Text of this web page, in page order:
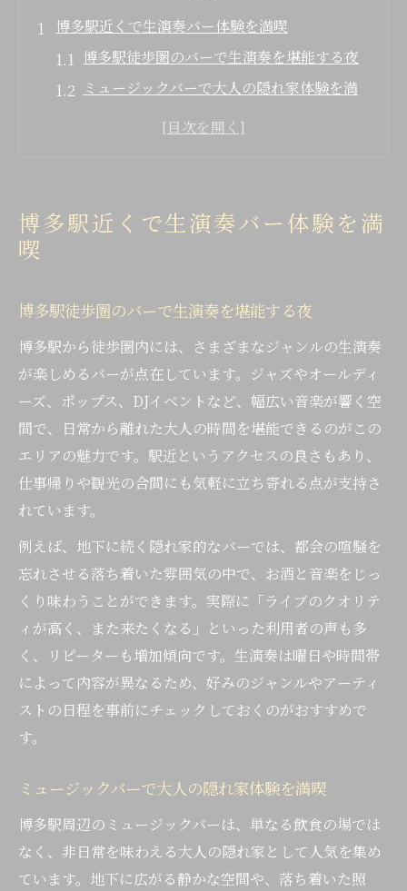
博多駅近くで生演奏バー体験を満喫
博多駅徒歩圏のバーで生演奏を堪能する夜
ミュージックバーで大人の隠れ家体験を満
方
多彩な音楽が響くバーが誘う夜の博多駅周辺
バーで味わうジャズやポップスの生演奏体
験
博多駅周辺で人気のミュージックバー特集
DJイベントも充実したバーの選び方を紹介
ミュージックバーで大人の夜時間を楽しむ
ト
生演奏を楽しむ大人向けバー選びのコツ
バーの雰囲気と生演奏で選ぶおすすめポイ
ント
博多駅近くで大人が通うバーの選択基準と
は
音楽バー選びで押さえたい利用シーン別の
魅力
少人数利用に適したバーの生演奏体験ガイ
ド
博多駅近くで生演奏バー体験を満
喫
博多駅徒歩圏のバーで生演奏を堪能する夜
博多駅から徒歩圏内には、さまざまなジャンルの生演奏
が楽しめるバーが点在しています。ジャズやオールディ
ーズ、ポップス、DJイベントなど、幅広い音楽が響く空
間で、日常から離れた大人の時間を堪能できるのがこの
エリアの魅力です。駅近というアクセスの良さもあり、
仕事帰りや観光の合間にも気軽に立ち寄れる点が支持さ
れています。
例えば、地下に続く隠れ家的なバーでは、都会の喧騒を
忘れさせる落ち着いた雰囲気の中で、お酒と音楽をじっ
くり味わうことができます。実際に「ライブのクオリテ
ィが高く、また来たくなる」といった利用者の声も多
く、リピーターも増加傾向です。生演奏は曜日や時間帯
によって内容が異なるため、好みのジャンルやアーティ
ストの日程を事前にチェックしておくのがおすすめで
す。
ミュージックバーで大人の隠れ家体験を満喫
博多駅周辺のミュージックバーは、単なる飲食の場では
なく、非日常を味わえる大人の隠れ家として人気を集め
ています。地下に広がる静かな空間や、落ち着いた照